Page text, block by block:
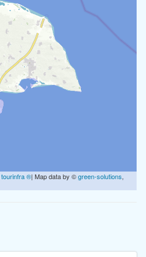
tourinfra ®| Map data by ©green-solutions,